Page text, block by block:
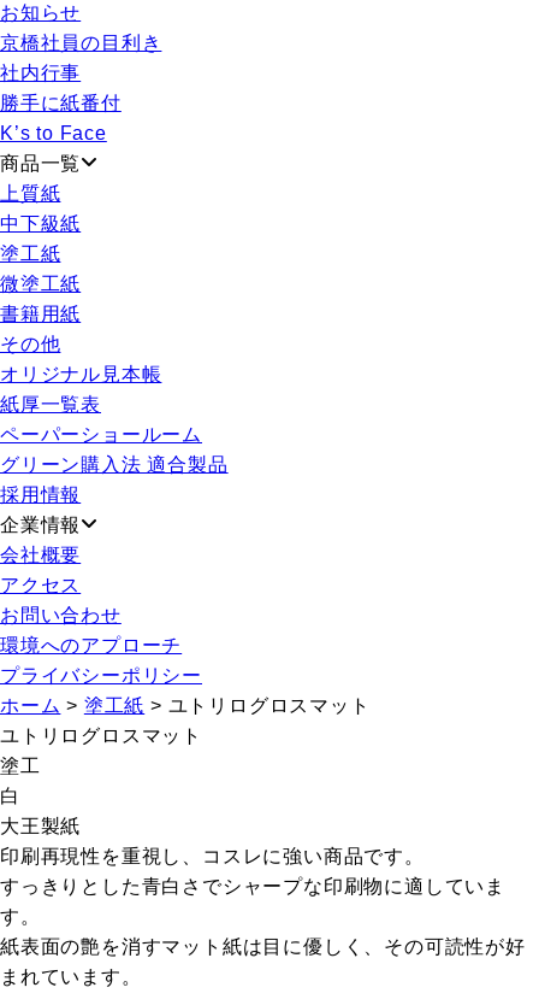
お知らせ
京橋社員の目利き
社内行事
勝手に紙番付
K’s to Face
商品一覧
上質紙
中下級紙
塗工紙
微塗工紙
書籍用紙
その他
オリジナル見本帳
紙厚一覧表
ペーパーショールーム
グリーン購入法 適合製品
採用情報
企業情報
会社概要
アクセス
お問い合わせ
環境へのアプローチ
プライバシーポリシー
ホーム > 塗工紙 > ユトリログロスマット
ユトリログロスマット
塗工
白
大王製紙
印刷再現性を重視し、コスレに強い商品です。
すっきりとした青白さでシャープな印刷物に適していま
す。
紙表面の艶を消すマット紙は目に優しく、その可読性が好
まれています。